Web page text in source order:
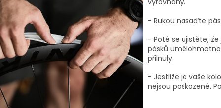
vyrovnaný.
- Rukou nasaďte
- Poté se ujistěte,
pásků
přilnuly.
- Jestliže je vaše
nejsou poškozené.